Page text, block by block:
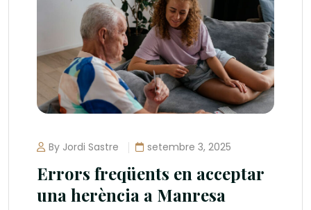
By Jordi Sastre setembre 3, 2025
Errors freqüents en acceptar
una herència a Manresa